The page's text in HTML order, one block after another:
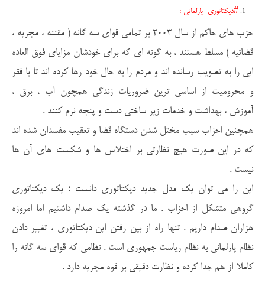
#دیکتاتوری_پارلمانی :
حزب های حاکم از سال 2003 بر تمامی قوای سه گانه ( مقننه ، مجریه ،
قضائیه ) مسلط هستند ، به گونه ای که برای خودشان مزایای فوق العاده
ایی را به تصویب رسانده اند و مردم را به حال خود رها کرده اند تا با فقر
و محرومیت از اساسی ترین ضروریات زندگی همچون آب ، برق ،
آموزش ، بهداشت و خدمات زیر ساختی دست و پنجه نرم کنند .
همچنین احزاب سبب مختل شدن دستگاه قضا و تعقیب مفسدان شده اند
که در این صورت هیچ نظارتی بر اختلاس ها و شکست های آن ها
نیست .
این را می توان یک مدل جدید دیکتاتوری دانست ؛ یک دیکتاتوری
گروهی متشکل از احزاب . ما در گذشته یک صدام داشتیم اما امروزه
هزاران صدام داریم . تنها راه از بین رفتن این دیکتاتوری ، تغییر دادن
نظام پارلمانی به نظام ریاست جمهوری است . نظامی که قوای سه گانه را
کاملا از هم جدا کرده و نظارت دقیقی بر قوه مجریه دارد .